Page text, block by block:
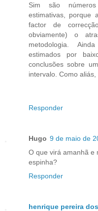
Sim são
estimativas, porque
factor de
obviamente) o
metodologia.
estimados por
conclusões sobre
intervalo. Como aliás,
Responder
Hugo 9 de maio de
O que virá amanhã e
espinha?
Responder
henrique pereira